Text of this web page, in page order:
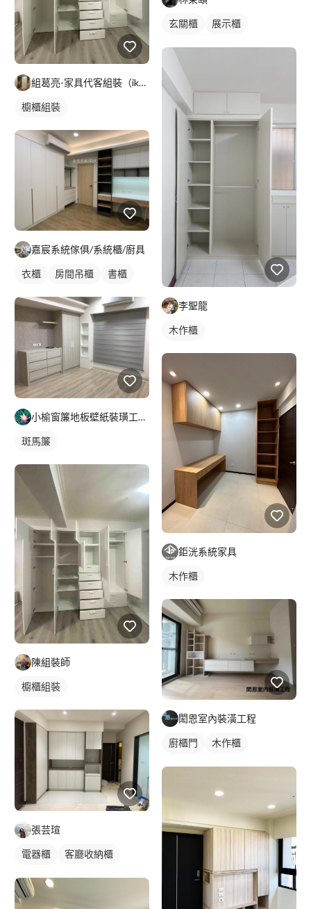
組葛亮-家具代客組裝（ikea、淘寶）
櫥櫃組裝
嘉宸系統傢俱/系統櫃/廚具
衣櫃 房間吊櫃 書櫃
小榆窗簾地板壁紙裝璜工廠/山辰室內設計
斑馬簾
陳組裝師
櫥櫃組裝
張芸瑄
電器櫃
客廳收納櫃
玄關櫃
展示櫃
客廳收納櫃
李聖龍
木作櫃
鉅洸系統家具
木作櫃
閎恩室內裝潢工程
廚櫃門
木作櫃
櫥櫃木門